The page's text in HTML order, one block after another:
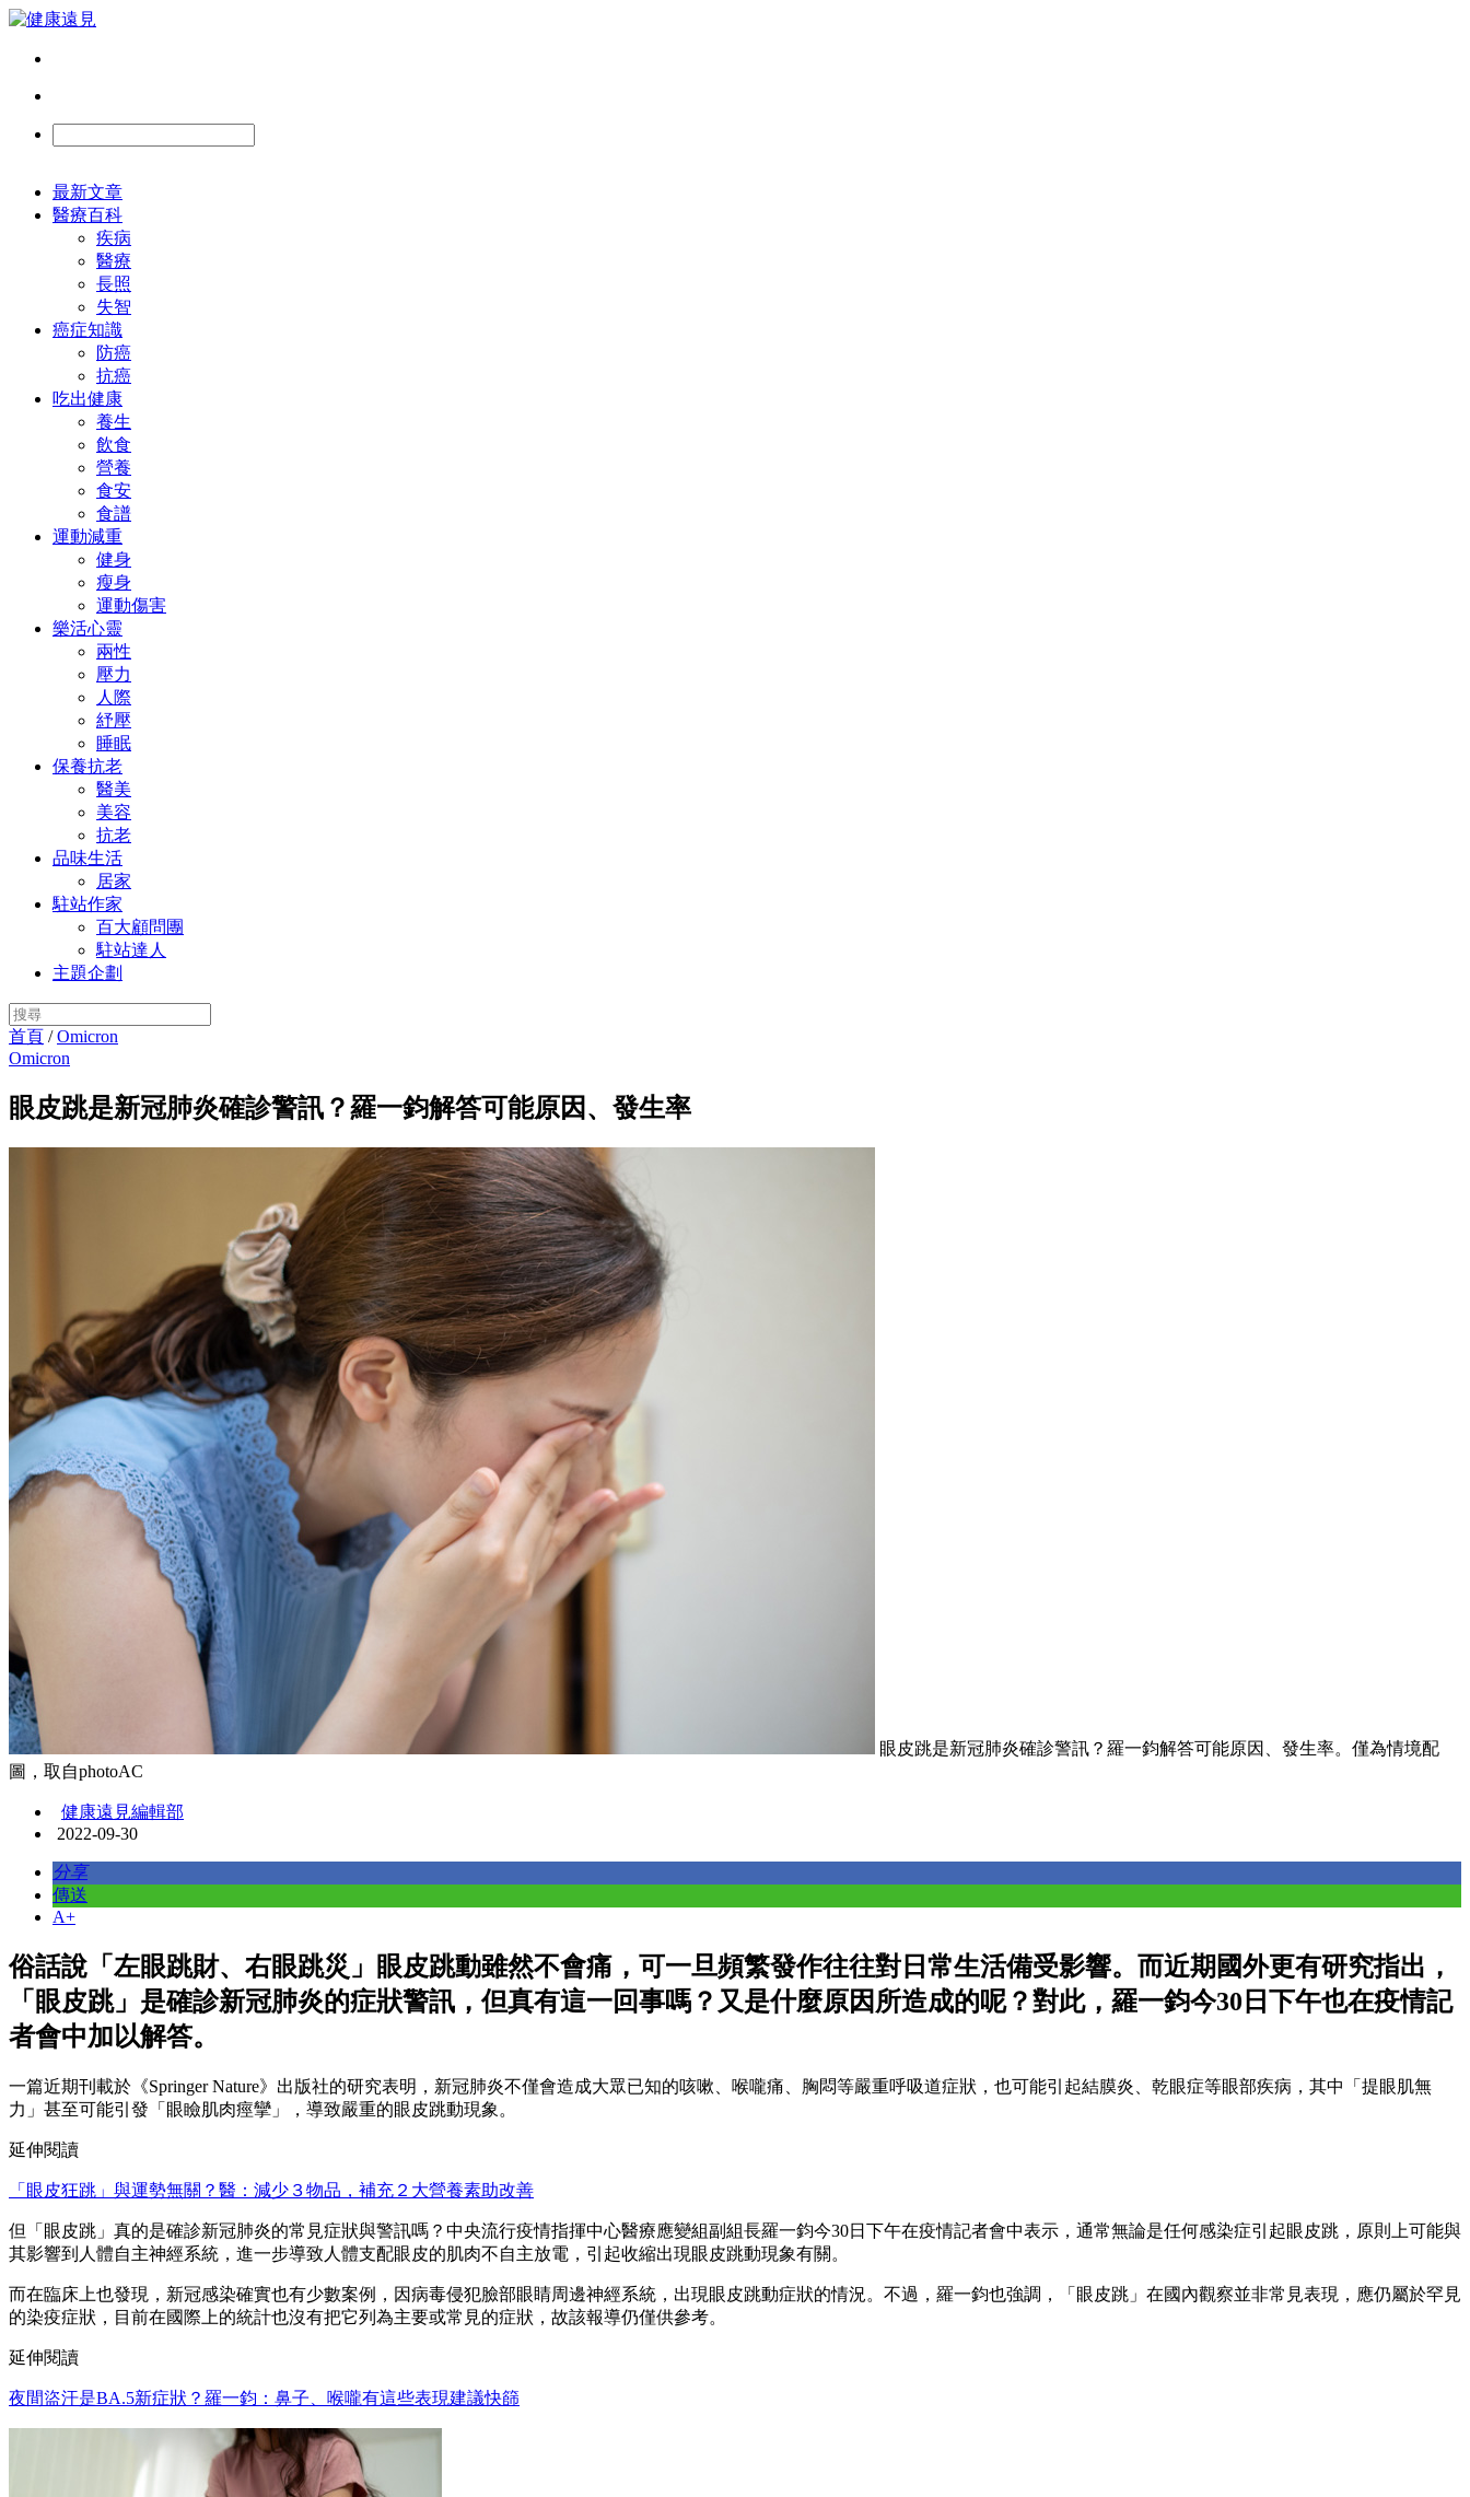
最新文章
醫療百科
疾病
醫療
長照
失智
癌症知識
防癌
抗癌
吃出健康
養生
飲食
營養
食安
食譜
運動減重
健身
瘦身
運動傷害
樂活心靈
兩性
壓力
人際
紓壓
睡眠
保養抗老
醫美
美容
抗老
品味生活
居家
駐站作家
百大顧問團
駐站達人
主題企劃
首頁 /Omicron
Omicron
眼皮跳是新冠肺炎確診警訊？羅一鈞解答可能原因、發生率
眼皮跳是新冠肺炎確診警訊？羅一鈞解答可能原因、發生率。僅為情境配
圖，取自photoAC
健康遠見編輯部
2022-09-30
分享
傳送
A+
俗話說「左眼跳財、右眼跳災」眼皮跳動雖然不會痛，可一旦頻繁發作往往對日常生活備受影響。而近期國外更有研究指出，
「眼皮跳」是確診新冠肺炎的症狀警訊，但真有這一回事嗎？又是什麼原因所造成的呢？對此，羅一鈞今30日下午也在疫情記
者會中加以解答。
一篇近期刊載於《Springer Nature》出版社的研究表明，新冠肺炎不僅會造成大眾已知的咳嗽、喉嚨痛、胸悶等嚴重呼吸道症狀，也可能引起結膜炎、乾眼症等眼部疾病，其中「提眼肌無
力」甚至可能引發「眼瞼肌肉痙攣」，導致嚴重的眼皮跳動現象。
延伸閱讀
「眼皮狂跳」與運勢無關？醫：減少３物品，補充２大營養素助改善
但「眼皮跳」真的是確診新冠肺炎的常見症狀與警訊嗎？中央流行疫情指揮中心醫療應變組副組長羅一鈞今30日下午在疫情記者會中表示，通常無論是任何感染症引起眼皮跳，原則上可能與
其影響到人體自主神經系統，進一步導致人體支配眼皮的肌肉不自主放電，引起收縮出現眼皮跳動現象有關。
而在臨床上也發現，新冠感染確實也有少數案例，因病毒侵犯臉部眼睛周邊神經系統，出現眼皮跳動症狀的情況。不過，羅一鈞也強調，「眼皮跳」在國內觀察並非常見表現，應仍屬於罕見
的染疫症狀，目前在國際上的統計也沒有把它列為主要或常見的症狀，故該報導仍僅供參考。
延伸閱讀
夜間盜汗是BA.5新症狀？羅一鈞：鼻子、喉嚨有這些表現建議快篩